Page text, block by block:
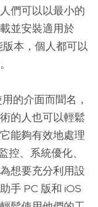
們可以以最小的
並安裝適用於
本，個人都可以
的介面而聞名，
的人也可以輕鬆
能夠有效地處理
控、系統優化、
想要充分利用設
手 PC 版和 iOS